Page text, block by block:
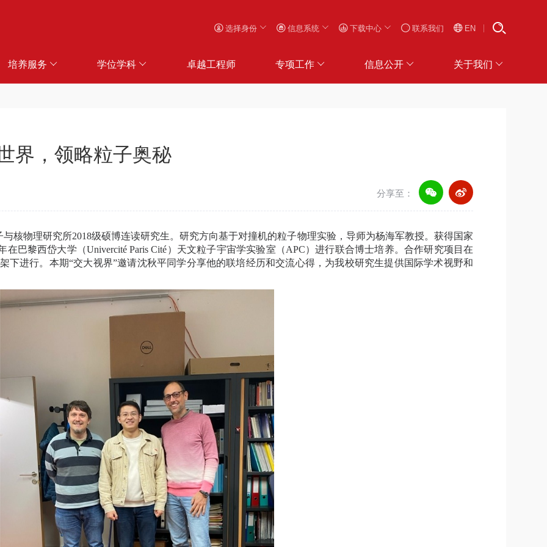
选择身份 信息系统 下载中心 联系我们 EN
培养服务 学位学科 卓越工程师 专项工作 信息公开 关于我们
界，领略粒子奥秘
分享至：
与核物理研究所2018级硕博连读研究生。研究方向基于对撞机的粒子物理实验，导师为杨海军教授。获得国家
在巴黎西岱大学（Univercité Paris Cité）天文粒子宇宙学实验室（APC）进行联合博士培养。合作研究项目在
下进行。本期“交大视界”邀请沈秋平同学分享他的联培经历和交流心得，为我校研究生提供国际学术视野和